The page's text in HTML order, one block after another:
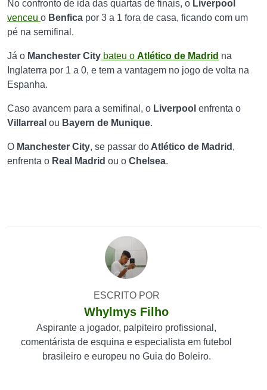
No confronto de ida das quartas de finais, o Liverpool
venceu o Benfica por 3 a 1 fora de casa, ficando com um
pé na semifinal.
Já o Manchester City bateu o Atlético de Madrid na
Inglaterra por 1 a 0, e tem a vantagem no jogo de volta na
Espanha.
Caso avancem para a semifinal, o Liverpool enfrenta o
Villarreal ou Bayern de Munique.
O Manchester City, se passar do Atlético de Madrid ,
enfrenta o Real Madrid ou o Chelsea.
ESCRITO POR
Whylmys Filho
Aspirante a jogador, palpiteiro profissional,
comentárista de esquina e especialista em futebol
brasileiro e europeu no Guia do Boleiro.